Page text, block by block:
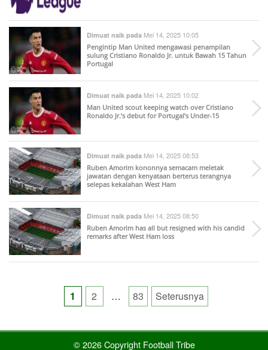
Dimuat naik pada Mei 14, 2025 10:05
Pengintip Man United mengawasi penampilan
sulung Cristiano Ronaldo Jr. untuk Bawah 15 Tahun
Portugal
Dimuat naik pada Mei 14, 2025 10:02
Man United scout keeping watch over Cristiano
Ronaldo Jr.’s debut for Portugal’s Under-15
Dimuat naik pada Mei 14, 2025 08:53
Ruben Amorim kononnya semacam meletak
jawatan dengan kenyataan berterus terangnya
selepas kekalahan West Ham
Dimuat naik pada Mei 14, 2025 08:50
Ruben Amorim has all but resigned with his candid
remarks after West Ham loss
Posts
pagination
1 2 … 83 Seterusnya
© 2026 Copyright Football Tribe